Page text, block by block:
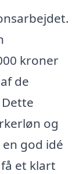
kroner
de
og
god idé
et klart